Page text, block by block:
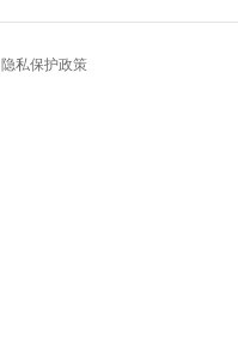
隐私保护政策